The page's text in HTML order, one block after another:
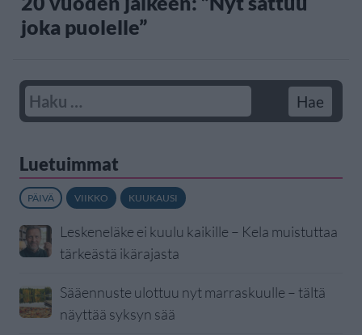
joka puolelle”
Luetuimmat
PÄIVÄ VIIKKO KUUKAUSI
Leskeneläke ei kuulu kaikille – Kela muistuttaa
tärkeästä ikärajasta
Sääennuste ulottuu nyt marraskuulle – tältä
näyttää syksyn sää